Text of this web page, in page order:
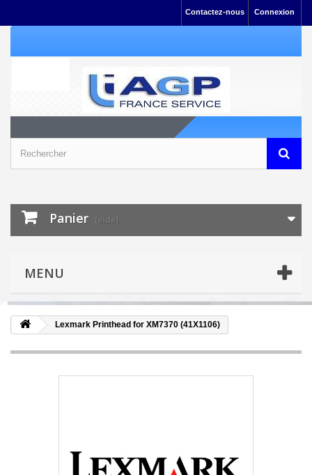
Connexion
Contactez-nous
Panier (vide)
MENU
Lexmark Printhead for XM7370 (41X1106)